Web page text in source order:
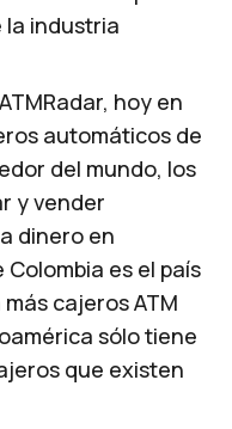
industria
, hoy en
automáticos de
del mundo, los
y vender
dinero en
es el país
cajeros ATM
sólo tiene
que existen